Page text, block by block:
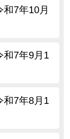
7年10月
和7年9月1
和7年8月1